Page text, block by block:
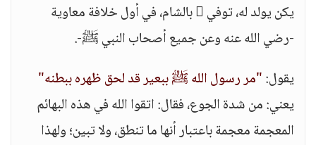
يكن يولد له، توفي  بالشام، في أول خلافة معاوية
-رضي الله عنه وعن جميع أصحاب النبي ﷺ-.
يقول:"مر رسول الله ﷺ ببعير قد لحق ظهره ببطنه"
يعني: من شدة الجوع، فقال: اتقوا الله في هذه البهائم
المعجمة معجمة باعتبار أنها ما تنطق، ولا تبين؛ ولهذا